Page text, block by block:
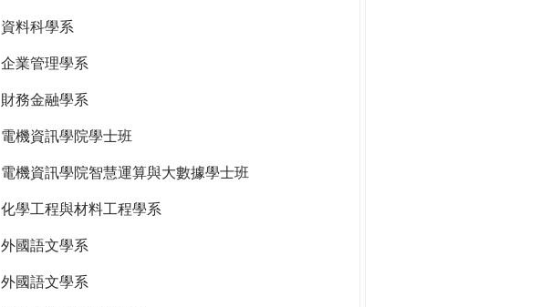
資料科學系
企業管理學系
財務金融學系
電機資訊學院學士班
電機資訊學院智慧運算與大數據學士班
化學工程與材料工程學系
外國語文學系
外國語文學系